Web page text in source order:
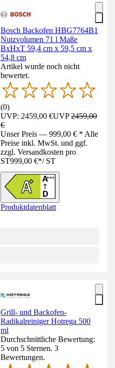
Bosch Backofen HBG7764B1
Nutzvolumen 71 l Maße
BxHxT 59,4 cm x 59,5 cm x
54,8 cm
Artikel wurde noch nicht
bewertet.
(0)
UVP: 2459,00 €UVP2459,00
€
Unser Preis — 999,00 € * Alle
Preise inkl. MwSt. und ggf.
zzgl. Versandkosten pro
ST999,00 €*/ ST
Produktdatenblatt
Grill- und Backofen-
Radikalreiniger Hotrega 500
ml
Durchschnittliche Bewertung:
5 von 5 Sternen. 3
Bewertungen.